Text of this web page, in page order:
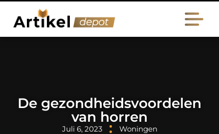
De gezondheidsvoordelen
van horren
Juli 6, 2023 Woningen